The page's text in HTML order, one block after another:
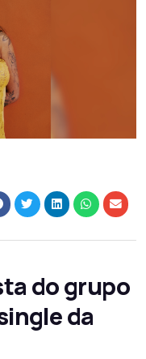
do grupo
da